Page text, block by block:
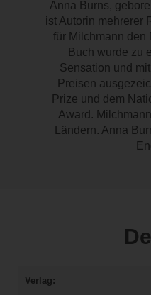
Anna Burns,
ist Autorin mehrerer
für Milchmann den
Buch wurde zu
Sensation und
Preisen
Prize und dem
Award.
Ländern. Anna
Verlag